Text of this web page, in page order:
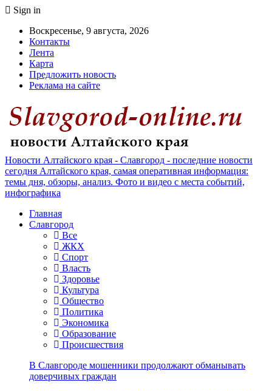
Sign in
Воскресенье, 9 августа, 2026
Контакты
Лента
Карта
Предложить новость
Реклама на сайте
Новости Алтайского края - Славгород - последние новости
сегодня Алтайского края, самая оперативная информация:
темы дня, обзоры, анализ. Фото и видео с места событий,
инфографика
Главная
Славгород
Все
ЖКХ
Спорт
Власть
Здоровье
Культура
Общество
Политика
Экономика
Образование
Происшествия
В Славгороде мошенники продолжают обманывать
доверчивых граждан